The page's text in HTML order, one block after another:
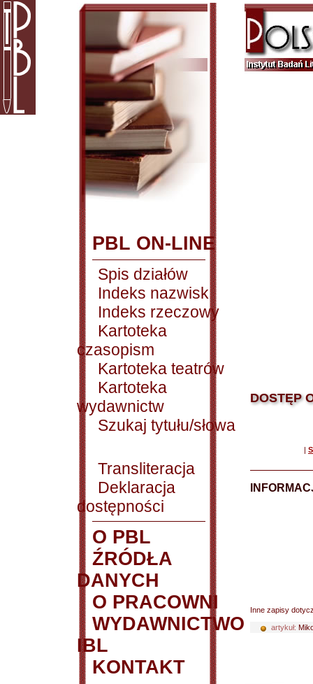
PBL ON-LINE
Spis działów
Indeks nazwisk
Indeks rzeczowy
Kartoteka
czasopism
Kartoteka teatrów
Kartoteka
wydawnictw
Szukaj tytułu/słowa
Transliteracja
Deklaracja
dostępności
O PBL
ŹRÓDŁA
DANYCH
O PRACOWNI
WYDAWNICTWO
IBL
KONTAKT
DOSTĘP
|
Inne zapisy
artykuł: